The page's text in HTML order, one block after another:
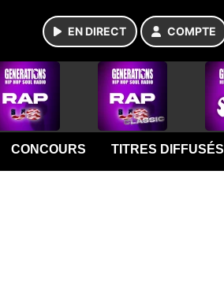
EN DIRECT COMPTE
CONCOURS TITRES DIFFUSÉS